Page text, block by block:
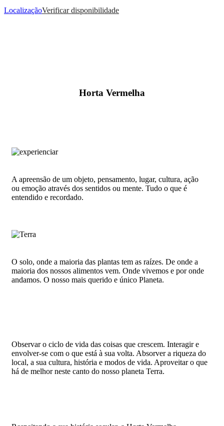
LocalizaçãoVerificar disponibilidade
Horta Vermelha
A apreensão de um objeto, pensamento, lugar, cultura, ação
ou emoção através dos sentidos ou mente. Tudo o que é
entendido e recordado.
O solo, onde a maioria das plantas tem as raízes. De onde a
maioria dos nossos alimentos vem. Onde vivemos e por onde
andamos. O nosso mais querido e único Planeta.
Observar o ciclo de vida das coisas que crescem. Interagir e
envolver-se com o que está à sua volta. Absorver a riqueza do
local, a sua cultura, história e modos de vida. Aproveitar o que
há de melhor neste canto do nosso planeta Terra.